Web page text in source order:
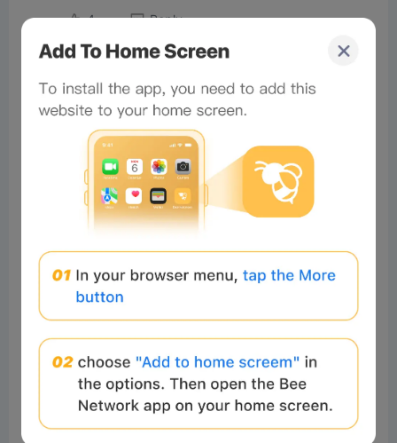
4 Reply
#Beeliev Readers 2025-11-21 10:03:13
Gm
8 Reply
Muhammad Readers 2025-11-21 06:02:29
Good morning 🌄🌄🌄
6 Reply
#Beeliev: Excellent
michaelm
7 Reply
#Beeliev: yes
Total of 1 Reply>